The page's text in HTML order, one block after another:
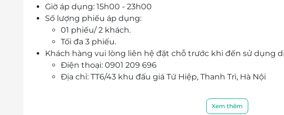
Giờ áp dụng: 15h00 - 23h00
Số lượng phiếu áp dụng:
01 phiếu/ 2 khách.
Tối đa 3 phiếu.
Khách hàng vui lòng liên hệ đặt chỗ trước khi đến sử dụng
Điện thoại: 0901 209 696
Địa chỉ: TT6/43 khu đấu giá Tứ Hiệp, Thanh Trì, Hà Nội
Xem thêm